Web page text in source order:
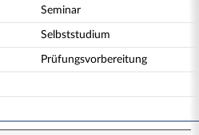
Seminar
Selbststudium
Prüfungsvorbereitung